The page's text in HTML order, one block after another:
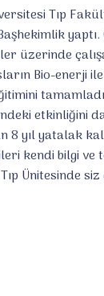
Tıp
Bio-
etkinliğini
8 yıl yatalak
kendi bilgi
Ünitesinde